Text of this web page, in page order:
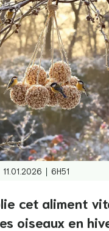
11.01.2026 | 6H51
cet aliment
oiseaux en